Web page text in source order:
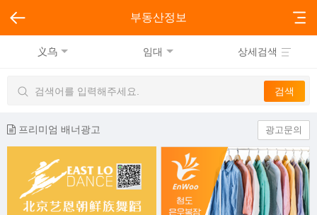
부동산정보
义乌 임대 상세검색
프리미엄 배너광고 광고문의